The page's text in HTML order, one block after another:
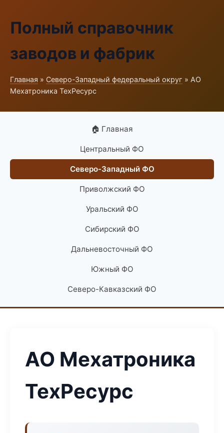
Полный справочник
заводов и фабрик
Главная » Северо-Западный федеральный округ » АО
Мехатроника ТехРесурс
🏠 Главная
Центральный ФО
Северо-Западный ФО
Приволжский ФО
Уральский ФО
Сибирский ФО
Дальневосточный ФО
Южный ФО
Северо-Кавказский ФО
АО Мехатроника
ТехРесурс